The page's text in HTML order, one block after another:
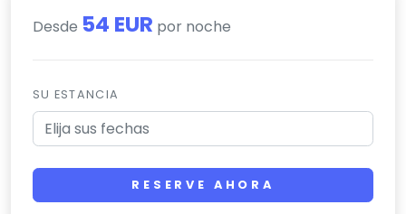
Desde 54 EUR por noche
SU ESTANCIA
RESERVE AHORA